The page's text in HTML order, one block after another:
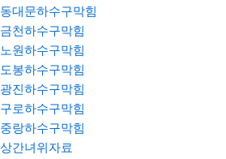
동대문하수구막힘
금천하수구막힘
노원하수구막힘
도봉하수구막힘
광진하수구막힘
구로하수구막힘
중랑하수구막힘
상간녀위자료